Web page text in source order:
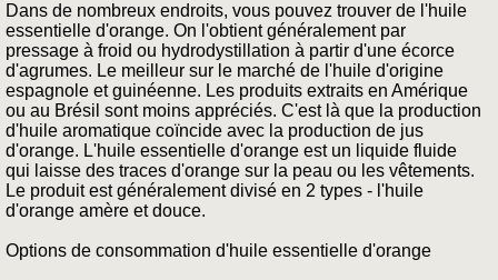
Dans de nombreux endroits, vous pouvez trouver de l'huile
essentielle d'orange. On l'obtient généralement par
pressage à froid ou hydrodystillation à partir d'une écorce
d'agrumes. Le meilleur sur le marché de l'huile d'origine
espagnole et guinéenne. Les produits extraits en Amérique
ou au Brésil sont moins appréciés. C'est là que la production
d'huile aromatique coïncide avec la production de jus
d'orange. L'huile essentielle d'orange est un liquide fluide
qui laisse des traces d'orange sur la peau ou les vêtements.
Le produit est généralement divisé en 2 types - l'huile
d'orange amère et douce.
Options de consommation d'huile essentielle d'orange